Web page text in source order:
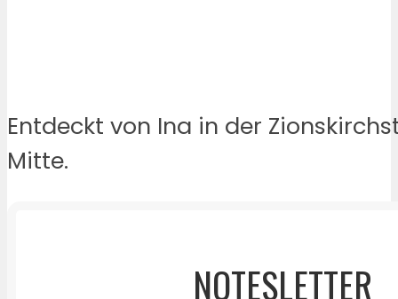
Entdeckt von Ina in der
Mitte.
NOTESLETTER